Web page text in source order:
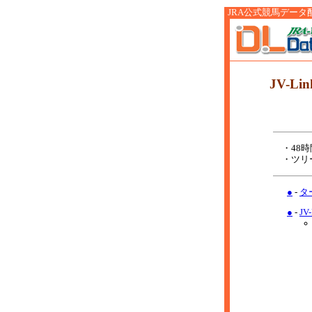
JRA公式競馬データ
JV-
・48時
・ツリ
● - タ
● -